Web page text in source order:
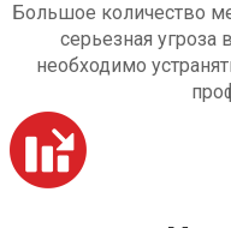
Большое количество
серьезная
необходимо